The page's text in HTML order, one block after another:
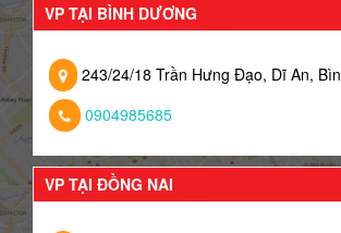
VP TẠI BÌNH DƯƠNG
243/24/18 Trần Hưng Đạo, Dĩ An,
0904985685
VP TẠI ĐỒNG NAI